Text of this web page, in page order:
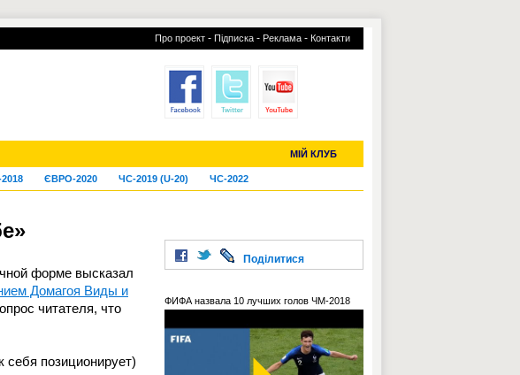
Про проект - Підписка - Реклама - Контакти
МІЙ КЛУБ
ЄВРО-2020 ЧС-2019 (U-20) ЧС-2022
УСІ ТРАНСФЕРИ
форме высказал
Домагоя Виды и
читателя, что
себя позиционирует)
Поділитися
ФИФА назвала 10 лучших голов ЧМ-2018